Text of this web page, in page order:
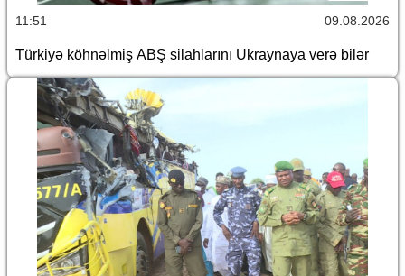
11:51 09.08.2026
Türkiyə köhnəlmiş ABŞ silahlarını Ukraynaya verə bilər